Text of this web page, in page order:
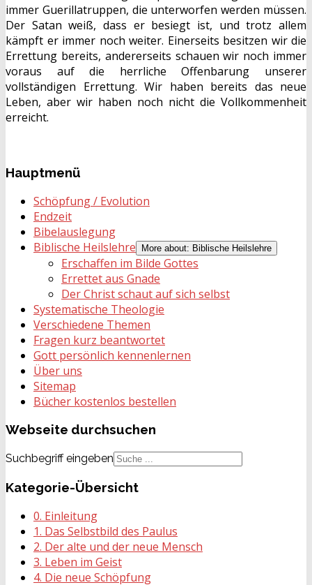
immer Guerillatruppen, die unterworfen werden müssen.
Der Satan weiß, dass er besiegt ist, und trotz allem
kämpft er immer noch weiter. Einerseits besitzen wir die
Errettung bereits, andererseits schauen wir noch immer
voraus auf die herrliche Offenbarung unserer
vollständigen Errettung. Wir haben bereits das neue
Leben, aber wir haben noch nicht die Vollkommenheit
erreicht.
Hauptmenü
Schöpfung / Evolution
Endzeit
Bibelauslegung
Biblische Heilslehre
More about: Biblische Heilslehre
Erschaffen im Bilde Gottes
Errettet aus Gnade
Der Christ schaut auf sich selbst
Systematische Theologie
Verschiedene Themen
Fragen kurz beantwortet
Gott persönlich kennenlernen
Über uns
Sitemap
Bücher kostenlos bestellen
Webseite durchsuchen
Suchbegriff eingeben
Kategorie-Übersicht
0. Einleitung
1. Das Selbstbild des Paulus
2. Der alte und der neue Mensch
3. Leben im Geist
4. Die neue Schöpfung